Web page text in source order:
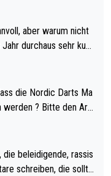
aber warum nicht
des Weltmei
bei Archie Self letzt
Weltmeister durch
Mitchel sich das (in Ve
werden ? Bitte den Arti
die beleidigende, rassis
schreiben, die sollte